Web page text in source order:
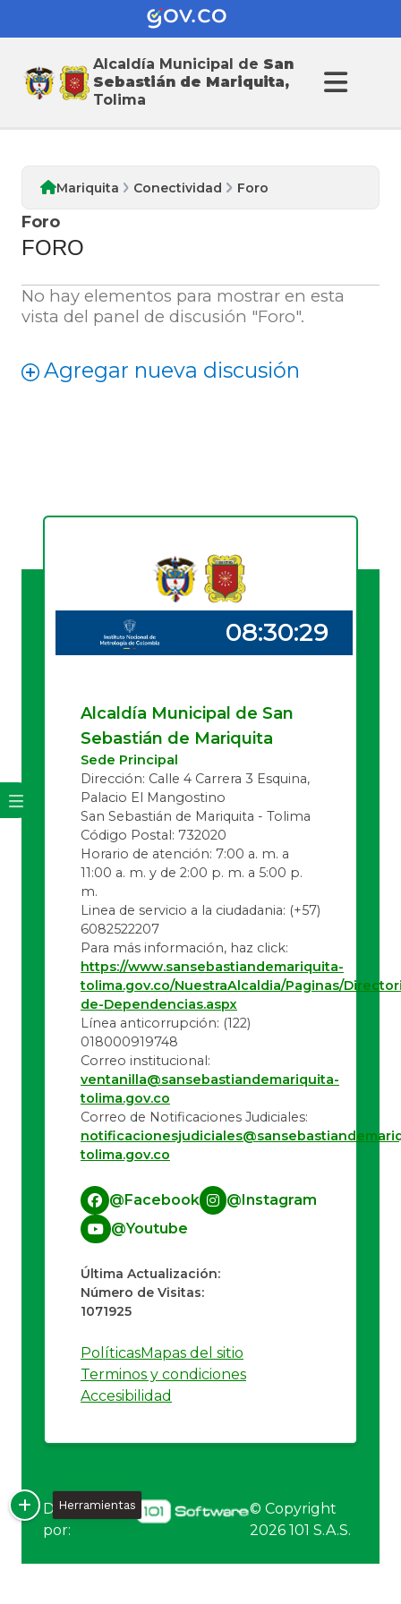
Alcaldía Municipal de San
Sebastián de Mariquita,
Tolima
Mariquita Conectividad Foro
Foro
FORO
No hay elementos para mostrar en esta
vista del panel de discusión "Foro".
Agregar nueva discusión
Alcaldía Municipal de San
Sebastián de Mariquita
Sede Principal
Dirección: Calle 4 Carrera 3 Esquina,
Palacio El Mangostino
San Sebastián de Mariquita - Tolima
Código Postal: 732020
Horario de atención: 7:00 a. m. a
11:00 a. m. y de 2:00 p. m. a 5:00 p.
m.
Linea de servicio a la ciudadania: (+57)
6082522207
Para más información, haz click:
https://www.sansebastiandemariquita-
tolima.gov.co/NuestraAlcaldia/Paginas/
de-Dependencias.aspx
Línea anticorrupción: (122)
018000919748
Correo institucional:
ventanilla@sansebastiandemariquita-
tolima.gov.co
Correo de Notificaciones Judiciales:
tolima.gov.co
@Facebook
@Instagram
@Youtube
Última Actualización:
Número de Visitas:
1071925
PolíticasMapas del sitio
Terminos y condiciones
Accesibilidad
Desarrollado
por:
© Copyright
2026 101 S.A.S.
Herramientas